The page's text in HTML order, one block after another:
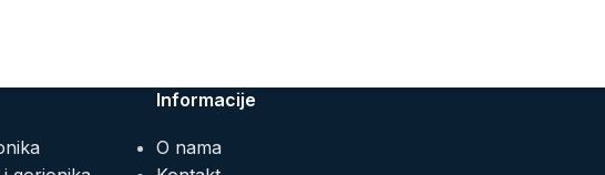
Informacije
O nama